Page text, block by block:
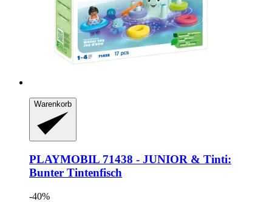
Warenkorb
PLAYMOBIL 71438 -​ JUNIOR & Tinti:
Bunter Tintenfisch
-40%